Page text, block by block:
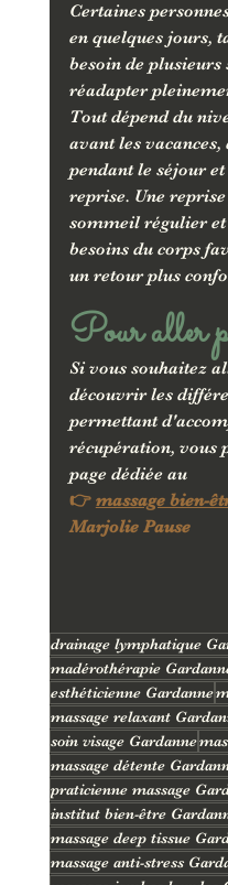
Certaines
en quelques jours,
besoin de plusieurs
réadapter
Tout dépend du
avant les
pendant le séjour
reprise. Une
sommeil régulier et
besoins du corps
un retour plus
Pour aller
Si vous souhaitez
découvrir les
permettant
récupération, vous
page dédiée au
👉 massage bien-
Marjolie Pause
drainage lymphatique
madérothérapie
esthéticienne Gardanne
massage relaxant
soin visage Gardanne
massage détente
praticienne massage
institut bien-être
massage deep tissue
massage anti-stress